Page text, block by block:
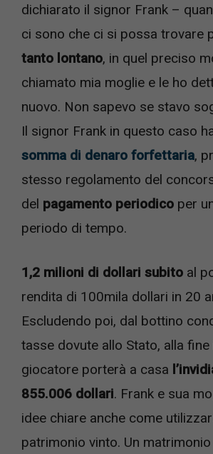
dichiarato il signor Frank –
ci sono che ci si possa trovare
tanto lontano, in quel preciso
chiamato mia moglie e le ho
nuovo. Non sapevo se stavo
Il signor Frank in questo caso
somma di denaro forfettaria,
stesso regolamento del
del pagamento periodico per
periodo di tempo.
1,2 milioni di dollari subito al
rendita di 100mila dollari in 20
Escludendo poi, dal bottino
tasse dovute allo Stato, alla
giocatore porterà a casa
855.006 dollari. Frank e sua
idee chiare anche come
patrimonio vinto. Un